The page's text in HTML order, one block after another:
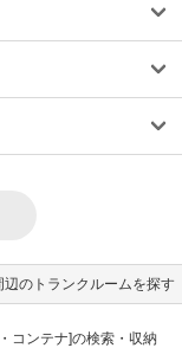
辺のトランクルームを探す
コンテナ]の検索・収納